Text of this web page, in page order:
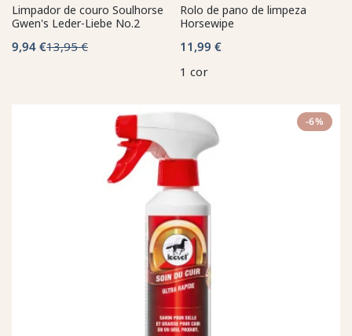
Limpador de couro Soulhorse
Gwen's Leder-Liebe No.2
9,94 €13,95 €
Rolo de pano de limpeza
Horsewipe
11,99 €
1 cor
-6%